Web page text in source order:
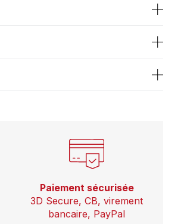
Paiement sécurisée
3D Secure, CB, virement
bancaire, PayPal